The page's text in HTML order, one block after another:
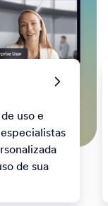
uso e
de sua